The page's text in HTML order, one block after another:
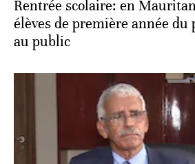
Rentrée scolaire: en
élèves de première année
au public